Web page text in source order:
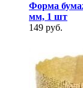
Форма
мм, 1 шт
149 руб.